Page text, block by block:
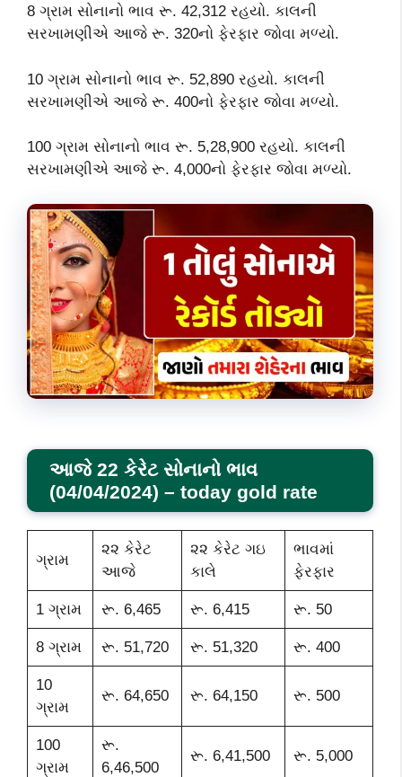
8 ગ્રામ સોનાનો ભાવ રૂ. 42,312 રહયો. કાલની
સરખામણીએ આજે રૂ. 320નો ફેરફાર જોવા મળ્યો.
10 ગ્રામ સોનાનો ભાવ રૂ. 52,890 રહયો. કાલની
સરખામણીએ આજે રૂ. 400નો ફેરફાર જોવા મળ્યો.
100 ગ્રામ સોનાનો ભાવ રૂ. 5,28,900 રહયો. કાલની
સરખામણીએ આજે રૂ. 4,000નો ફેરફાર જોવા મળ્યો.
આજે 22 કેરેટ સોનાનો ભાવ
(04/04/2024) – today gold rate
ગ્રામ
૨૨ કેરેટ
આજે
૨૨ કેરેટ ગઇ
કાલે
ભાવમાં
ફેરફાર
1 ગ્રામ રૂ. 6,465 રૂ. 6,415 રૂ. 50
8 ગ્રામ રૂ. 51,720 રૂ. 51,320 રૂ. 400
10
ગ્રામ
રૂ. 64,650 રૂ. 64,150 રૂ. 500
100
ગ્રામ
રૂ.
6,46,500
રૂ. 6,41,500 રૂ. 5,000